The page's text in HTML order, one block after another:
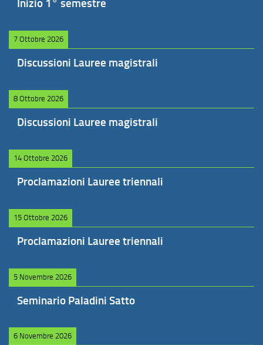
Inizio 1° semestre
7 Ottobre 2026
Discussioni Lauree magistrali
8 Ottobre 2026
Discussioni Lauree magistrali
14 Ottobre 2026
Proclamazioni Lauree triennali
15 Ottobre 2026
Proclamazioni Lauree triennali
5 Novembre 2026
Seminario Paladini Satto
6 Novembre 2026